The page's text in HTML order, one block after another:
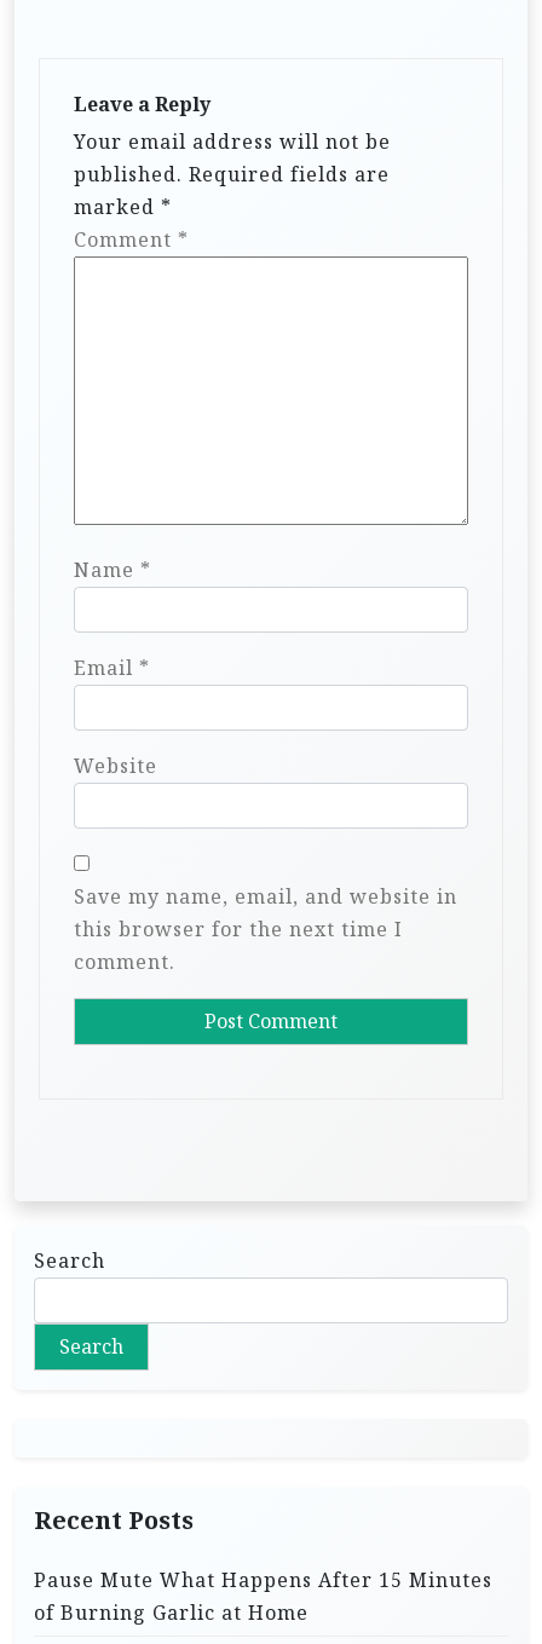
Leave a Reply
Your email address will not be
published. Required fields are
marked *
Comment *
Name *
Email *
Website
Save my name, email, and website in
this browser for the next time I
comment.
Search
Search
Recent Posts
Pause Mute What Happens After 15 Minutes
of Burning Garlic at Home